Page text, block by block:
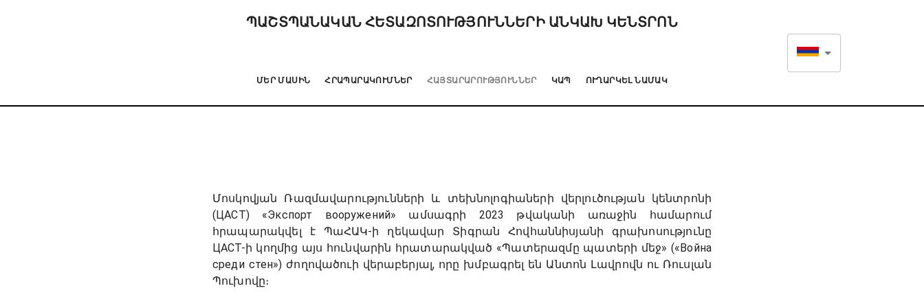
ՊԱՇՏՊԱՆԱԿԱՆ ՀԵՏԱԶՈՏՈՒԹՅՈՒՆՆԵՐԻ ԱՆԿԱԽ ԿԵՆՏՐՈՆ
ՄԵՐ ՄԱՍԻՆ ՀՐԱՊԱՐԱԿՈՒՄՆԵՐ ՀԱՅՏԱՐԱՐՈՒԹՅՈՒՆՆԵՐ ԿԱՊ ՈՒՂԱՐԿԵԼ ՆԱՄԱԿ
Մոսկովյան Ռազմավարությունների և տեխնոլոգիաների վերլուծության կենտրոնի
(ЦАСТ) «Экспорт вооружений» ամսագրի 2023 թվականի առաջին համարում
հրապարակվել է ՊաՀԱԿ-ի ղեկավար Տիգրան Հովհաննիսյանի գրախոսությունը
ЦАСТ-ի կողմից այս հունվարին հրատարակված «Պատերազմը պատերի մեջ» («Война
среди стен») ժողովածուի վերաբերյալ, որը խմբագրել են Անտոն Լավրովն ու Ռուսլան
Պուխովը։